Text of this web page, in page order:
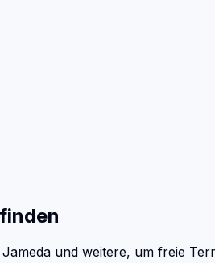
finden
und weitere, um freie